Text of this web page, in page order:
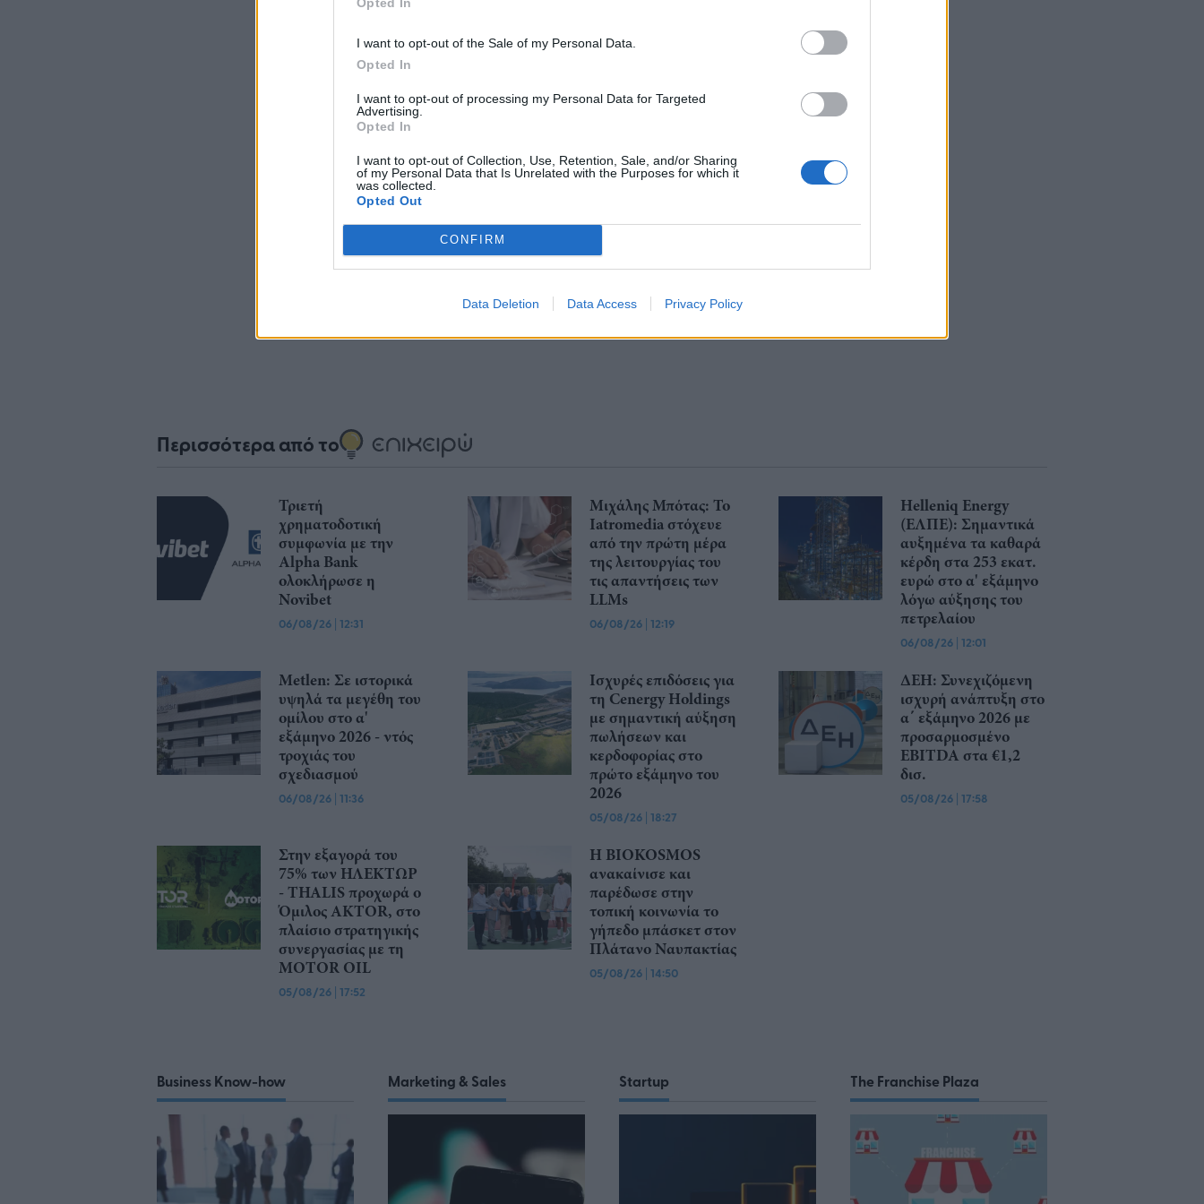
I want to opt-out of the Sale of my Personal Data.
Opted In
I want to opt-out of processing my Personal Data for Targeted
Advertising.
Opted In
I want to opt-out of Collection, Use, Retention, Sale, and/or Sharing
of my Personal Data that Is Unrelated with the Purposes for which it
was collected.
Opted Out
CONFIRM
Data Deletion Data Access Privacy Policy
επιχειρηματικέςΕιδήσειςαπό την
Σχολιάστε
... σχόλια| Κάνε click για να σχολιάσεις
Περισσότερα από το
Τριετή
χρηματοδοτική
συμφωνία με την
Alpha Bank
ολοκλήρωσε η
Novibet
06/08/26 | 12:31
Μιχάλης Μπότας: Το
Iatromedia στόχευε
από την πρώτη μέρα
της λειτουργίας του
τις απαντήσεις των
LLMs
06/08/26 | 12:19
Helleniq Energy
(ΕΛΠΕ): Σημαντικά
αυξημένα τα καθαρά
κέρδη στα 253 εκατ.
ευρώ στο α' εξάμηνο
λόγω αύξησης του
πετρελαίου
06/08/26 | 12:01
Μetlen: Σε ιστορικά
υψηλά τα μεγέθη του
ομίλου στο α'
εξάμηνο 2026 - ντός
τροχιάς του
σχεδιασμού
06/08/26 | 11:36
Ισχυρές επιδόσεις για
τη Cenergy Holdings
με σημαντική αύξηση
πωλήσεων και
κερδοφορίας στο
πρώτο εξάμηνο του
2026
05/08/26 | 18:27
ΔΕΗ: Συνεχιζόμενη
ισχυρή ανάπτυξη στο
α΄ εξάμηνο 2026 με
προσαρμοσμένο
EBITDA στα €1,2
δισ.
05/08/26 | 17:58
Στην εξαγορά του
75% των ΗΛΕΚΤΩΡ
- THALIS προχωρά ο
Όμιλος AKTOR, στο
πλαίσιο στρατηγικής
συνεργασίας με τη
MOTOR OIL
05/08/26 | 17:52
Η BIOKOSMOS
ανακαίνισε και
παρέδωσε στην
τοπική κοινωνία το
γήπεδο μπάσκετ στον
Πλάτανο Ναυπακτίας
05/08/26 | 14:50
Business Know-how Marketing & Sales Startup The Franchise Plaza